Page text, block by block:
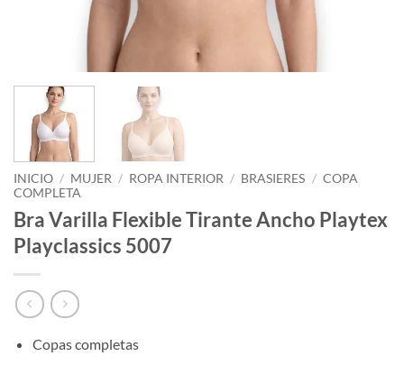
INICIO / MUJER / ROPA INTERIOR / BRASIERES / COPA
COMPLETA
Bra Varilla Flexible Tirante Ancho Playtex
Playclassics 5007
Copas completas